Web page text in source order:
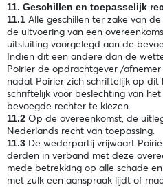
11. Geschillen en toepasselijk
11.1 Alle geschillen ter zake van
de uitvoering van een
uitsluiting voorgelegd aan de
Indien dit een andere dan de
Poirier de opdrachtgever /
nadat Poirier zich schriftelijk op
schriftelijk voor beslechting van
bevoegde rechter te kiezen.
11.2 Op de overeenkomst, de
Nederlands recht van toepassing.
11.3 De wederpartij vrijwaart
derden in verband met deze
mede betrekking op alle schade
met zulk een aanspraak lijdt of